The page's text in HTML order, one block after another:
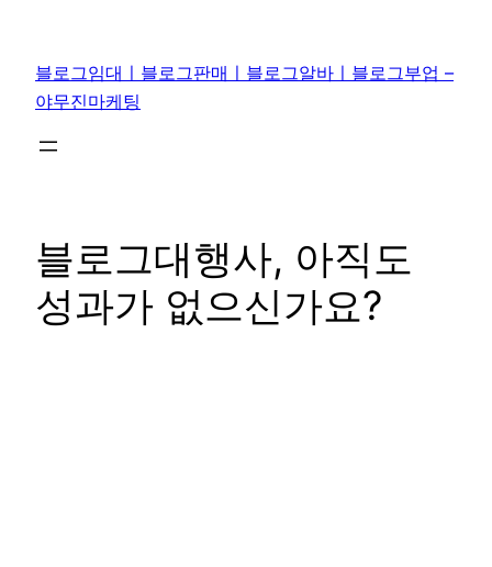
블로그임대ㅣ블로그판매ㅣ블로그알바ㅣ블로그부업 –
야무진마케팅
블로그대행사, 아직도
성과가 없으신가요?